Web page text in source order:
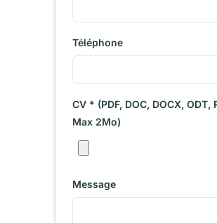
Téléphone
CV * (PDF, DOC, DOCX, ODT,
Max 2Mo)
Message